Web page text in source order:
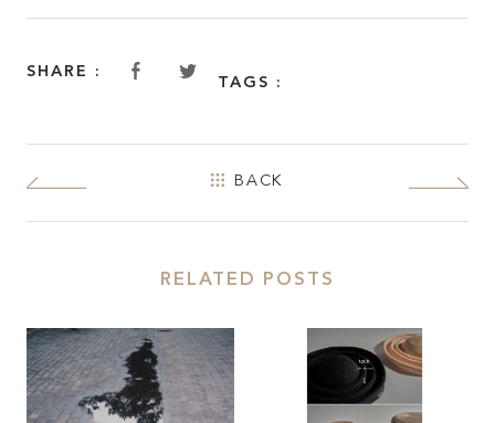
ABOUT
INSIDE KATALOKooo
FAQ
SHARE :
SHARE :
TAGS :
BACK
RELATED POSTS